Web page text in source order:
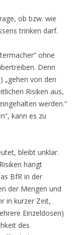
ob bzw. wie
trinken darf.
ohne
Denn
„gehen von den
Risiken aus,
werden.“
kann es zu
bleibt unklar.
hängt
BfR in der
der Mengen und
in kurzer Zeit,
Einzeldosen)
des